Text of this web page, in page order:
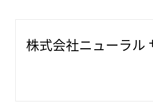
株式会社ニューラル